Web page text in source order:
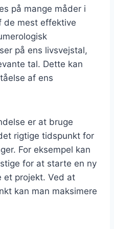
på mange måder i
de mest effektive
på ens livsvejstal,
tal. Dette kan
af ens
er at bruge
rigtige tidspunkt for
For eksempel kan
for at starte en ny
projekt. Ved at
kan man maksimere